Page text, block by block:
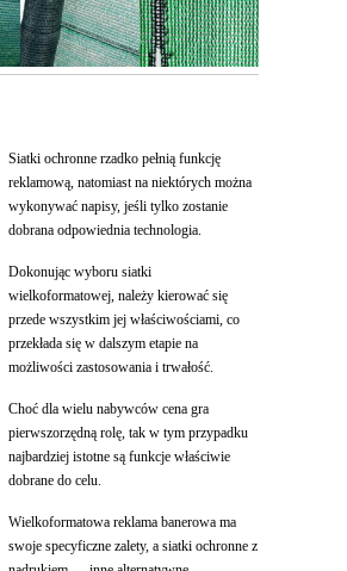
Siatki ochronne rzadko pełnią funkcję
reklamową, natomiast na niektórych można
wykonywać napisy, jeśli tylko zostanie
dobrana odpowiednia technologia.
Dokonując wyboru siatki
wielkoformatowej, należy kierować się
przede wszystkim jej właściwościami, co
przekłada się w dalszym etapie na
możliwości zastosowania i trwałość.
Choć dla wielu nabywców cena gra
pierwszorzędną rolę, tak w tym przypadku
najbardziej istotne są funkcje właściwie
dobrane do celu.
Wielkoformatowa reklama banerowa ma
swoje specyficzne zalety, a siatki ochronne z